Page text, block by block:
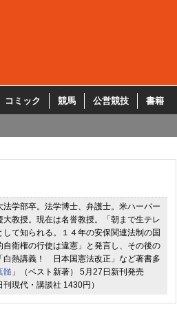
コミック 競馬 公営競技 書籍
学部卒。法学博士、弁護士。米ハーバー
教授。現在は名誉教授。「朝まで生テレ
て知られる。１４年の安保関連法制の国
衛権の行使は違憲」と発言し、その後の
白熱講義！ 日本国憲法改正」など著書多
髄 」（ベスト新著） 5月27日新刊発売
刊現代・講談社 1430円）